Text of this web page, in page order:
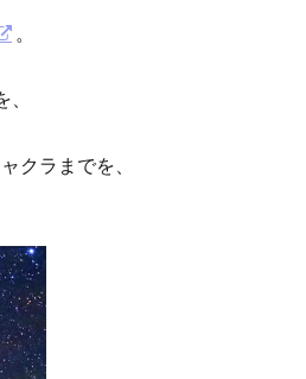
。
クラまでを、